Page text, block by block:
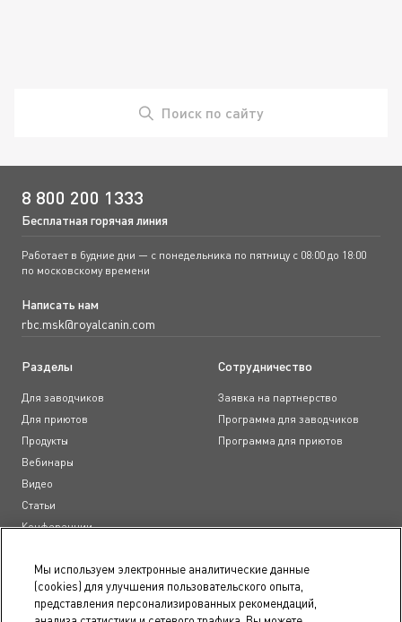
Поиск по сайту
8 800 200 1333
Бесплатная горячая линия
Работает в будние дни — с понедельника по пятницу с 08:00 до 18:00
по московскому времени
Написать нам
rbc.msk@royalcanin.com
Разделы
Для заводчиков
Для приютов
Продукты
Вебинары
Видео
Статьи
Конференции
Сотрудничество
Заявка на партнерство
Программа для заводчиков
Программа для приютов
Документы
Мы используем электронные аналитические данные
(cookies) для улучшения пользовательского опыта,
представления персонализированных рекомендаций,